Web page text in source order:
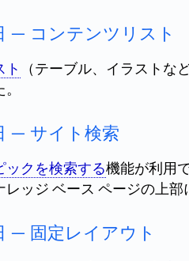
— コンテンツリスト
ト
（テーブル、イラストな
— サイト検索
ックを検索する機能が利用
ッジ ベース ページの上部
— 固定レイアウト